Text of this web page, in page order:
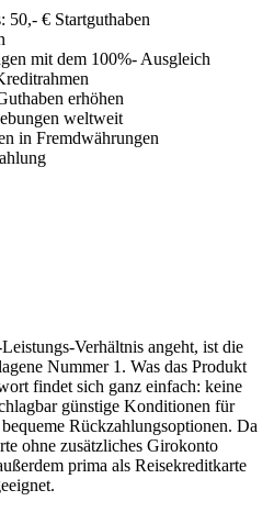
50,- € Startguthaben
mit dem 100%- Ausgleich
erhöhen
weltweit
in Fremdwährungen
Verhältnis angeht, ist die
Nummer 1. Was das Produkt
findet sich ganz einfach: keine
günstige Konditionen für
Rückzahlungsoptionen. Da
ohne zusätzliches Girokonto
prima als Reisekreditkarte